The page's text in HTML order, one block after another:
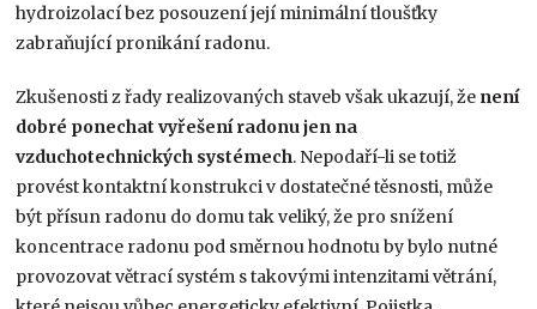
hydroizolací bez posouzení její minimální tloušťky
zabraňující pronikání radonu.
Zkušenosti z řady realizovaných staveb však ukazují, že není
dobré ponechat vyřešení radonu jen na
vzduchotechnických systémech. Nepodaří-li se totiž
provést kontaktní konstrukci v dostatečné těsnosti, může
být přísun radonu do domu tak veliký, že pro snížení
koncentrace radonu pod směrnou hodnotu by bylo nutné
provozovat větrací systém s takovými intenzitami větrání,